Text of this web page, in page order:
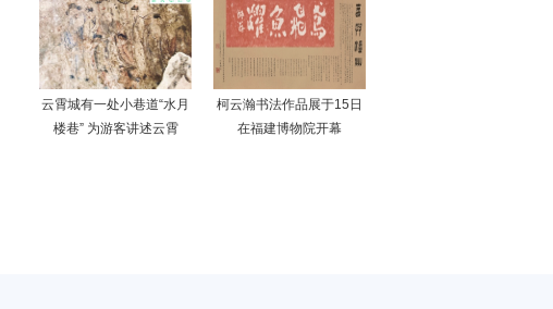
云霄城有一处小巷道“水月
楼巷” 为游客讲述云霄
柯云瀚书法作品展于15日
在福建博物院开幕